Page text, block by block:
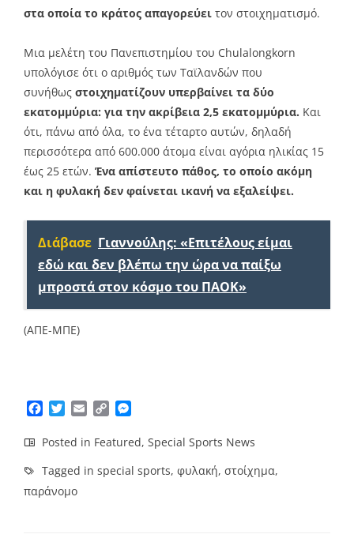
στα οποία το κράτος απαγορεύει τον στοιχηματισμό.
Μια μελέτη του Πανεπιστημίου του Chulalongkorn
υπολόγισε ότι ο αριθμός των Ταϊλανδών που
συνήθως στοιχηματίζουν υπερβαίνει τα δύο
εκατομμύρια: για την ακρίβεια 2,5 εκατομμύρια. Και
ότι, πάνω από όλα, το ένα τέταρτο αυτών, δηλαδή
περισσότερα από 600.000 άτομα είναι αγόρια ηλικίας 15
έως 25 ετών. Ένα απίστευτο πάθος, το οποίο ακόμη
και η φυλακή δεν φαίνεται ικανή να εξαλείψει.
Διάβασε Γιαννούλης: «Επιτέλους είμαι
εδώ και δεν βλέπω την ώρα να παίξω
μπροστά στον κόσμο του ΠΑΟΚ»
(ΑΠΕ-ΜΠΕ)
Facebook
TwitterEmailCopy
Posted in Featured, Special Sports News
Tagged in special sports, φυλακή, στοίχημα,
παράνομο